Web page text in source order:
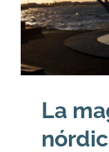
CONTACTO
Carrito
La